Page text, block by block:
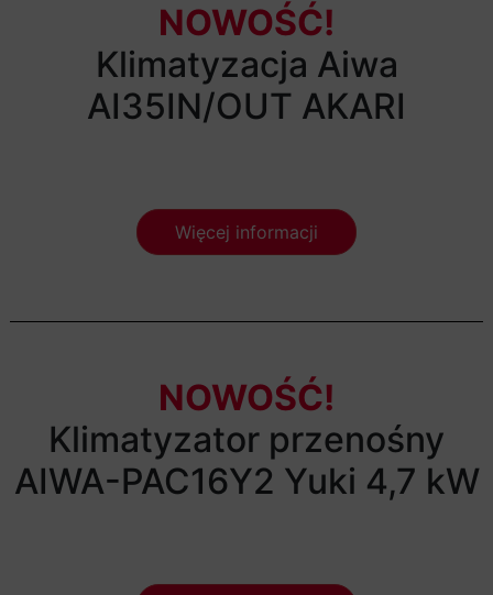
NOWOŚĆ!
Klimatyzacja Aiwa
AI35IN/OUT AKARI
Więcej informacji
NOWOŚĆ!
Klimatyzator przenośny
AIWA-PAC16Y2 Yuki 4,7 kW